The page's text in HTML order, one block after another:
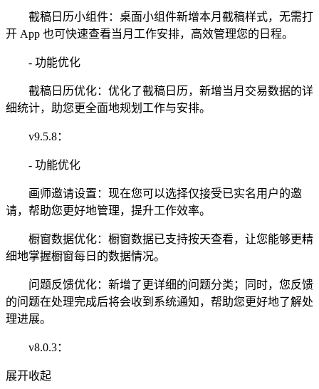
截稿日历小组件：桌面小组件新增本月截稿样式，无需打
开 App 也可快速查看当月工作安排，高效管理您的日程。
- 功能优化
截稿日历优化：优化了截稿日历，新增当月交易数据的详
细统计，助您更全面地规划工作与安排。
v9.5.8：
- 功能优化
画师邀请设置：现在您可以选择仅接受已实名用户的邀
请，帮助您更好地管理，提升工作效率。
橱窗数据优化：橱窗数据已支持按天查看，让您能够更精
细地掌握橱窗每日的数据情况。
问题反馈优化：新增了更详细的问题分类；同时，您反馈
的问题在处理完成后将会收到系统通知，帮助您更好地了解处
理进展。
v8.0.3：
展开收起